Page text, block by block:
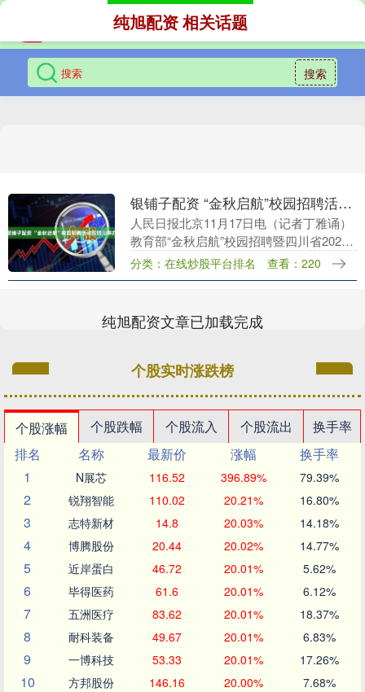
搜索
纯旭配资 相关话题
银铺子配资 “金秋启航”校园招聘活动在四川举办
人民日报北京11月17日电（记者丁雅诵）
教育部“金秋启航”校园招聘暨四川省2026
届高校毕业生秋季大型招聘会在四川宜宾
举办。本次招聘活动汇集优质企事业单位
分类：在线炒股平台排名 查看：220
纯旭配资文章已加载完成
个股实时涨跌榜
个股涨幅 个股跌幅 个股流入 个股流出
换手率
排名
名称 最新价 涨幅
换手率
1
N展芯 116.52 396.89% 79.39%
2 锐翔智能 110.02 20.21% 16.80%
3 志特新材 14.8 20.03% 14.18%
4 博腾股份 20.44 20.02% 14.77%
5 近岸蛋白 46.72 20.01% 5.62%
6 毕得医药 61.6 20.01% 6.12%
7 五洲医疗 83.62 20.01% 18.37%
8 耐科装备 49.67 20.01% 6.83%
9 一博科技 53.33 20.01% 17.26%
10 方邦股份 146.16 20.00% 7.68%